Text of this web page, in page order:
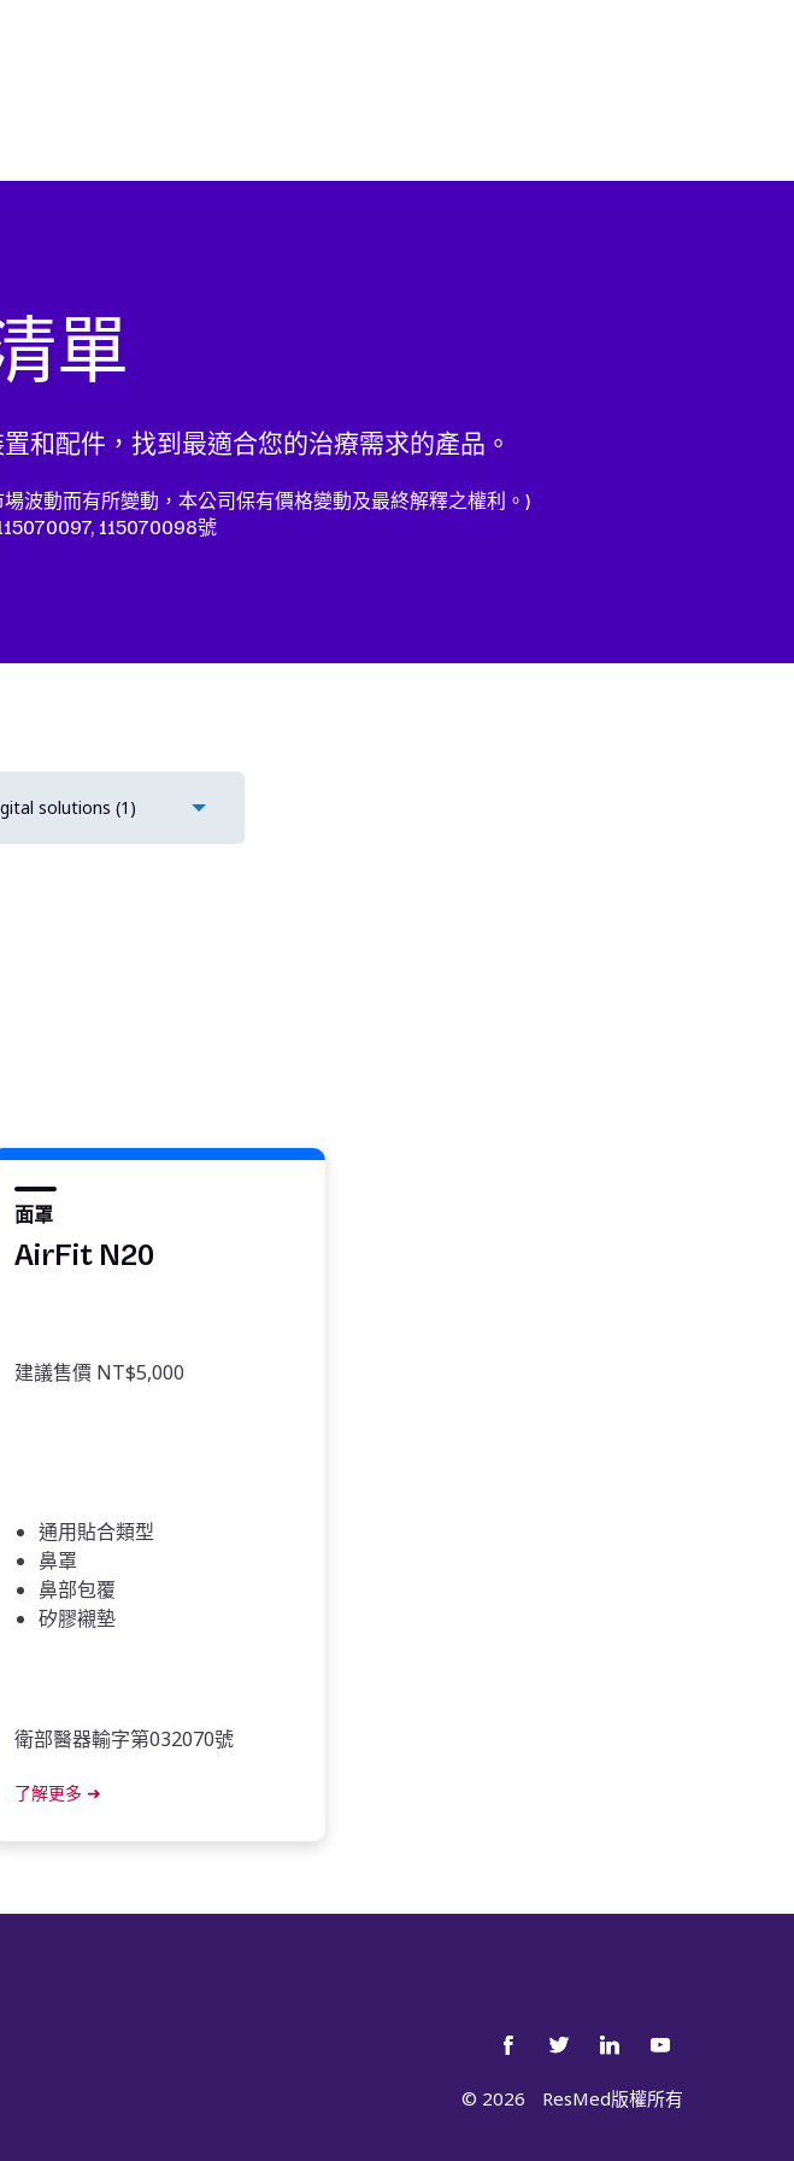
單
和配件，找到最適合您的治療需求的產品。
波動而有所變動，本公司保有價格變動及最終解釋之權利。)
115070098號
solutions (1)
面罩
AirFit N20
建議售價 NT$5,000
通用貼合類型
鼻罩
鼻部包覆
矽膠襯墊
衛部醫器輸字第032070號
了解更多 ➜
© 2026 ResMed版權所有